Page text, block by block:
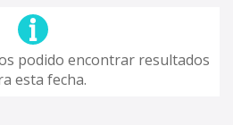
podido encontrar resultados
esta fecha.